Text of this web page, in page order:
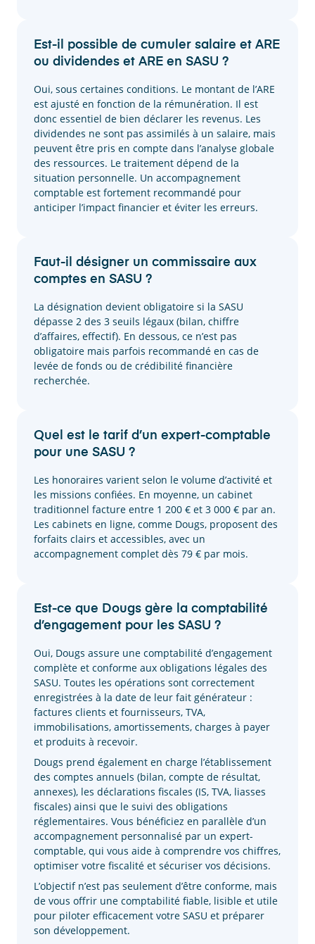
Est-il possible de cumuler salaire et ARE
ou dividendes et ARE en SASU ?
Oui, sous certaines conditions. Le montant de l’ARE
est ajusté en fonction de la rémunération. Il est
donc essentiel de bien déclarer les revenus. Les
dividendes ne sont pas assimilés à un salaire, mais
peuvent être pris en compte dans l’analyse globale
des ressources. Le traitement dépend de la
situation personnelle. Un accompagnement
comptable est fortement recommandé pour
anticiper l’impact financier et éviter les erreurs.
Faut-il désigner un commissaire aux
comptes en SASU ?
La désignation devient obligatoire si la SASU
dépasse 2 des 3 seuils légaux (bilan, chiffre
d’affaires, effectif). En dessous, ce n’est pas
obligatoire mais parfois recommandé en cas de
levée de fonds ou de crédibilité financière
recherchée.
Quel est le tarif d’un expert-comptable
pour une SASU ?
Les honoraires varient selon le volume d’activité et
les missions confiées. En moyenne, un cabinet
traditionnel facture entre 1 200 € et 3 000 € par an.
Les cabinets en ligne, comme Dougs, proposent des
forfaits clairs et accessibles, avec un
accompagnement complet dès 79 € par mois.
Est-ce que Dougs gère la comptabilité
d’engagement pour les SASU ?
Oui, Dougs assure une comptabilité d’engagement
complète et conforme aux obligations légales des
SASU. Toutes les opérations sont correctement
enregistrées à la date de leur fait générateur :
factures clients et fournisseurs, TVA,
immobilisations, amortissements, charges à payer
et produits à recevoir.
Dougs prend également en charge l’établissement
des comptes annuels (bilan, compte de résultat,
annexes), les déclarations fiscales (IS, TVA, liasses
fiscales) ainsi que le suivi des obligations
réglementaires. Vous bénéficiez en parallèle d’un
accompagnement personnalisé par un expert-
comptable, qui vous aide à comprendre vos chiffres,
optimiser votre fiscalité et sécuriser vos décisions.
L’objectif n’est pas seulement d’être conforme, mais
de vous offrir une comptabilité fiable, lisible et utile
pour piloter efficacement votre SASU et préparer
son développement.